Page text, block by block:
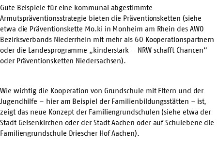
Gute Beispiele für eine kommunal abgestimmte
Armutspräventionsstrategie bieten die Präventionsketten (siehe
etwa die Präventionskette Mo.ki in Monheim am Rhein des AWO
Bezirksverbands Niederrhein mit mehr als 60 Kooperationspartnern
oder die Landesprogramme „kinderstark – NRW schafft Chancen“
oder Präventionsketten Niedersachsen).
Wie wichtig die Kooperation von Grundschule mit Eltern und der
Jugendhilfe – hier am Beispiel der Familienbildungsstätten – ist,
zeigt das neue Konzept der Familiengrundschulen (siehe etwa der
Stadt Gelsenkirchen oder der StadtAachen oder auf Schulebene die
Familiengrundschule Driescher HofAachen).